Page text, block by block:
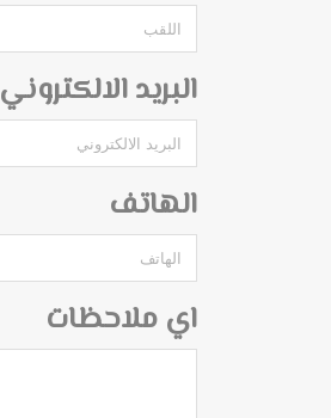
البريد الالكتروني
الهاتف
اي ملاحظات